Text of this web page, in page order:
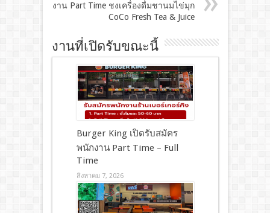
งาน Part Time ชงเครื่องดื่มชานมไข่มุก
CoCo Fresh Tea & Juice
งานที่เปิดรับขณะนี้
Burger King เปิดรับสมัคร
พนักงาน Part Time – Full
Time
สิงหาคม 7, 2026